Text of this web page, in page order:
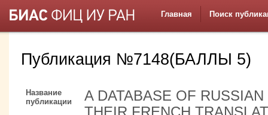
Главная Поиск
Публикация №7148(БАЛЛЫ 5)
Название
публикации
A DATABASE OF